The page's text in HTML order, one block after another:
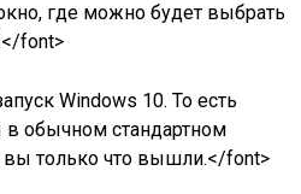
где можно будет выбрать
font>
Windows 10. То есть
обычном стандартном
вы только что вышли.</font>